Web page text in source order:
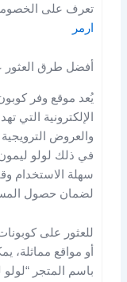
تعرف على
ارمر
أفضل طرق العثور
يُعد موقع وفر
الإلكترونية التي
والعروض الترويجية
في ذلك لولو
سهلة الاستخدام
لضمان حصول
للعثور على
أو مواقع مماثلة،
باسم المتجر